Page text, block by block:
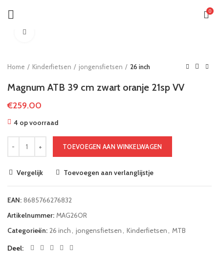
0
Home Kinderfietsen jongensfietsen 26 inch
Magnum ATB 39 cm zwart oranje 21sp VV
€259.00
4 op voorraad
TOEVOEGEN AAN WINKELWAGEN
Vergelijk Toevoegen aan verlanglijstje
EAN: 8685766276832
Artikelnummer: MAG26OR
Categorieën: 26 inch, jongensfietsen, Kinderfietsen, MTB
Deel